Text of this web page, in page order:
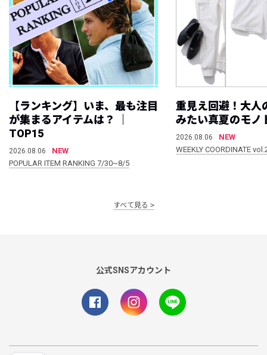
【ランキング】いま、最も注目
が集まるアイテムは？ ｜
TOP15
2026.08.06
NEW
POPULAR ITEM RANKING 7/30~8/5
重見え回避！大人
みたい真夏のモノ
2026.08.06
NEW
WEEKLY COORDINATE
すべて見る
公式SNSアカウント